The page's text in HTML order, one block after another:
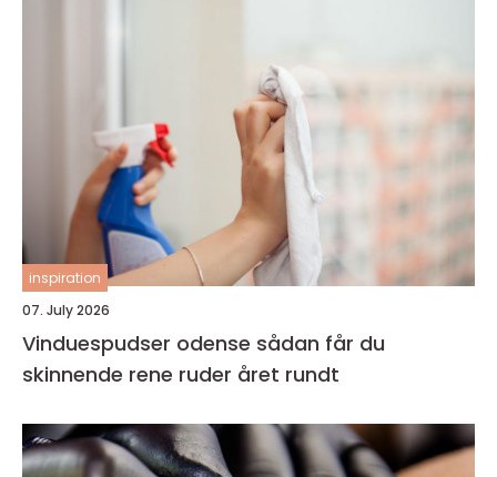
inspiration
07. July 2026
Vinduespudser odense sådan får du
skinnende rene ruder året rundt